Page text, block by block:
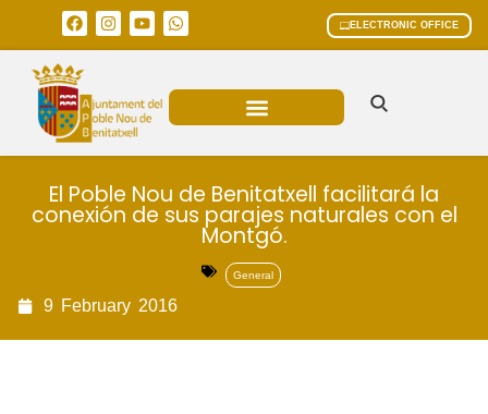
ELECTRONIC OFFICE
El Poble Nou de Benitatxell facilitará la
conexión de sus parajes naturales con el
Montgó.
General
9 February 2016